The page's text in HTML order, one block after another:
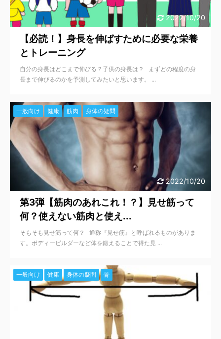
2022/10/20
【必読！】身長を伸ばすために必要な栄養
とトレーニング
自分の身長はどこまで伸びる？子供の身長は？ まずどの程度の身
長まで伸びるのかを予測してみたいと思います。 ...
2022/10/20
一般向け 健康 筋肉 身体の疑問
第3弾【筋肉のあれこれ！？】見せ筋って
何？使えない筋肉と使え...
そもそも見せ筋って何？ 通称『見せ筋』と呼ばれるものがありま
す。ボディービルダーなど体を鍛えることで得た見 ...
一般向け 健康 身体の疑問 骨